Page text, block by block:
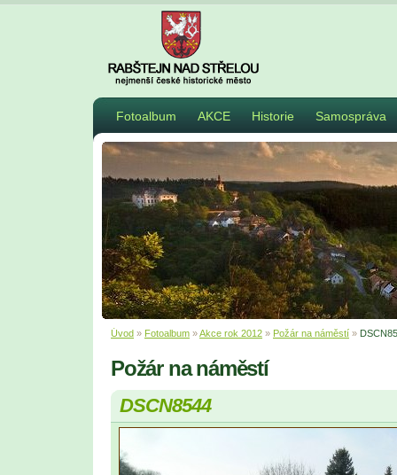
Fotoalbum AKCE Historie Samospráva
Úvod » Fotoalbum »Akce rok 2012 » Požár na náměstí »
Požár na náměstí
DSCN8544